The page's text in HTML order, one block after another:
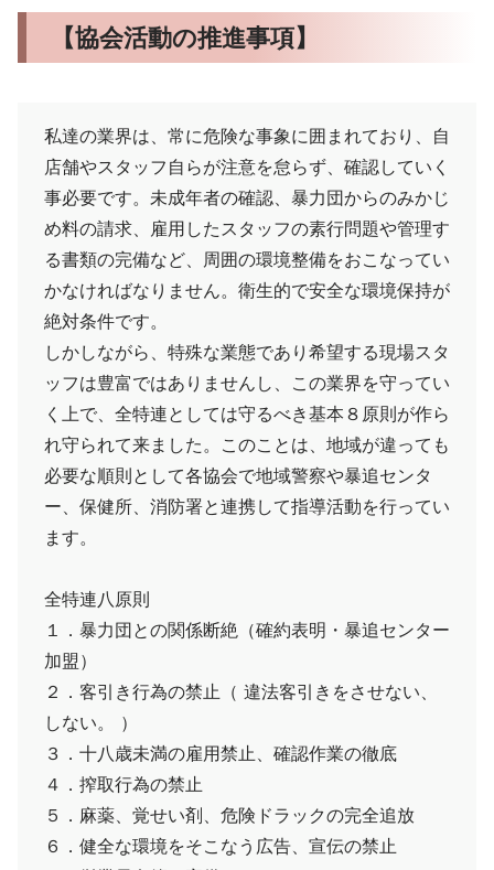
【協会活動の推進事項】
私達の業界は、常に危険な事象に囲まれており、自
店舗やスタッフ自らが注意を怠らず、確認していく
事必要です。未成年者の確認、暴力団からのみかじ
め料の請求、雇用したスタッフの素行問題や管理す
る書類の完備など、周囲の環境整備をおこなってい
かなければなりません。衛生的で安全な環境保持が
絶対条件です。
しかしながら、特殊な業態であり希望する現場スタ
ッフは豊富ではありませんし、この業界を守ってい
く上で、全特連としては守るべき基本８原則が作ら
れ守られて来ました。このことは、地域が違っても
必要な順則として各協会で地域警察や暴追センタ
ー、保健所、消防署と連携して指導活動を行ってい
ます。
全特連八原則
１．暴力団との関係断絶（確約表明・暴追センター
加盟）
２．客引き行為の禁止（ 違法客引きをさせない、
しない。 ）
３．十八歳未満の雇用禁止、確認作業の徹底
４．搾取行為の禁止
５．麻薬、覚せい剤、危険ドラックの完全追放
６．健全な環境をそこなう広告、宣伝の禁止